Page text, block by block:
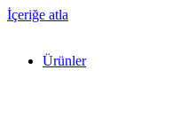
İçeriğe atla
Ürünler